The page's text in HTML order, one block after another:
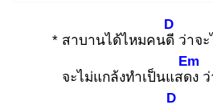
* สาบานได้ไหมคนดี
D
ว่าจ
จะไม่แกล้งทำเป็นแสดง
Em
D